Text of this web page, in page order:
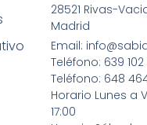
28521 Rivas-
Madrid
Email:
Teléfono: 639 102
Teléfono: 648
Horario Lunes a
17:00